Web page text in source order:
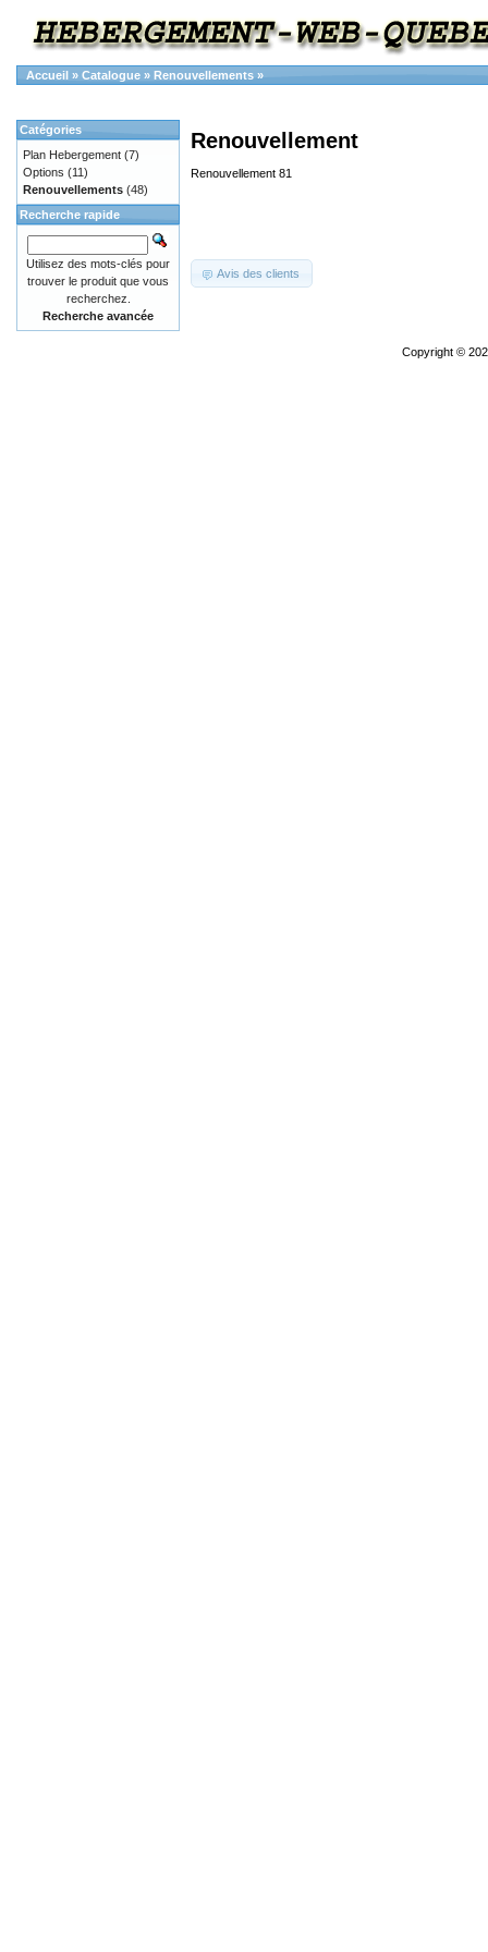
Accueil » Catalogue » Renouvellements »
Renouvellement
Renouvellement 81
Avis des clients
Catégories
Plan Hebergement (7)
Options (11)
Renouvellements (48)
Recherche rapide
Utilisez des mots-clés pour
trouver le produit que vous
recherchez.
Recherche avancée
Copyright ©